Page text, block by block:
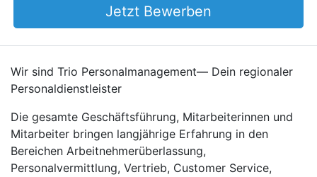
Jetzt Bewerben
Wir sind Trio Personalmanagement— Dein regionaler
Personaldienstleister
Die gesamte Geschäftsführung, Mitarbeiterinnen und
Mitarbeiter bringen langjährige Erfahrung in den
Bereichen Arbeitnehmerüberlassung,
Personalvermittlung, Vertrieb, Customer Service,